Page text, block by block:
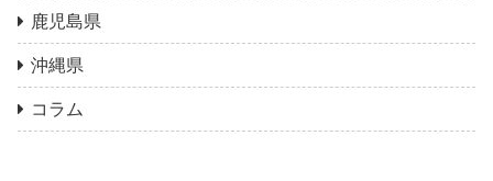
鹿児島県
沖縄県
コラム